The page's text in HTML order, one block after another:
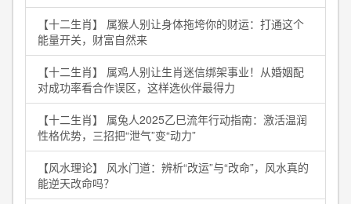
【十二生肖】 属猴人别让身体拖垮你的财运：打通这个
能量开关，财富自然来
【十二生肖】 属鸡人别让生肖迷信绑架事业！从婚姻配
对成功率看合作误区，这样选伙伴最得力
【十二生肖】 属兔人2025乙巳流年行动指南：激活温润
性格优势，三招把“泄气”变“动力”
【风水理论】 风水门道：辨析“改运”与“改命”，风水真的
能逆天改命吗？